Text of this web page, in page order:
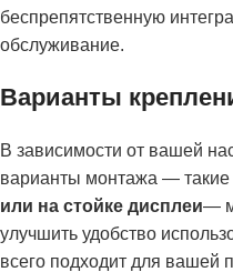
беспрепятственную
обслуживание.
Варианты
В зависимости от вашей
варианты монтажа — такие
или на стойке дисплеи—
улучшить удобство
всего подходит для вашей